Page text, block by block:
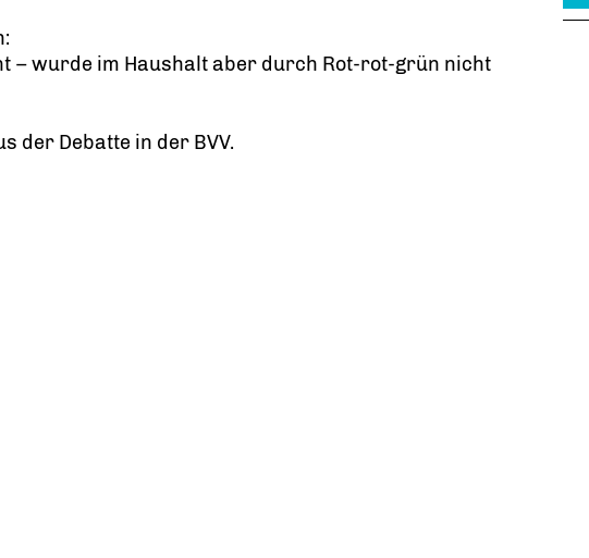
– wurde im Haushalt aber durch Rot-rot-grün nicht
der Debatte in der BVV.